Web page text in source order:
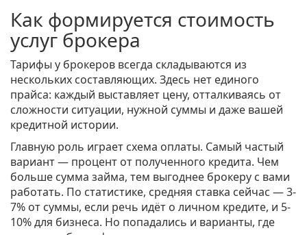
Как формируется стоимость
услуг брокера
Тарифы у брокеров всегда складываются из
нескольких составляющих. Здесь нет единого
прайса: каждый выставляет цену, отталкиваясь от
сложности ситуации, нужной суммы и даже вашей
кредитной истории.
Главную роль играет схема оплаты. Самый частый
вариант — процент от полученного кредита. Чем
больше сумма займа, тем выгоднее брокеру с вами
работать. По статистике, средняя ставка сейчас — 3-
7% от суммы, если речь идёт о личном кредите, и 5-
10% для бизнеса. Но попадались и варианты, где